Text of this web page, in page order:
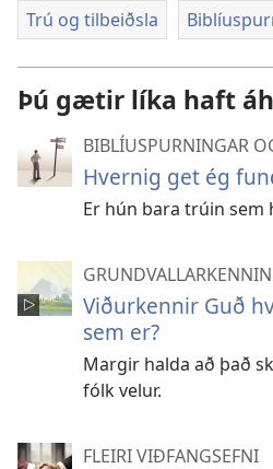
Trú og tilbeiðsla
Þú gætir líka haft
BIBLÍUSPURNINGAR
Hvernig get ég
Er hún bara trúin sem
Viðurkennir Guð
sem er?
Margir halda að það
fólk velur.
FLEIRI VIÐFANGSEFNI